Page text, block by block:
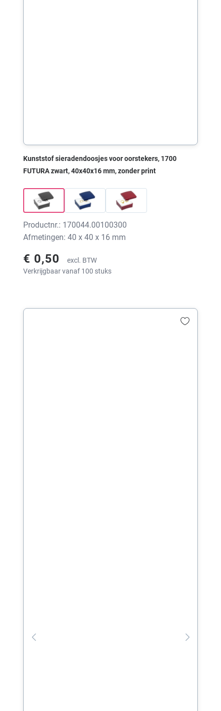
Kunststof sieradendoosjes voor oorstekers, 1700
FUTURA zwart, 40x40x16 mm, zonder print
Productnr.: 170044.00100300
Afmetingen: 40 x 40 x 16 mm
€ 0,50
excl. BTW
Verkrijgbaar vanaf 100 stuks